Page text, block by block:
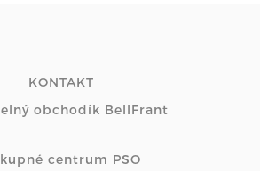
KONTAKT
obchodík BellFrant
centrum PSO